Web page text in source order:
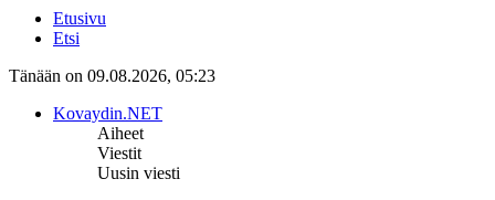
Etusivu
Etsi
Tänään on 09.08.2026, 05:23
Kovaydin.NET
Aiheet
Viestit
Uusin viesti